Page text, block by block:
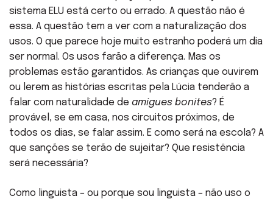
sistema ELU está certo ou errado. A questão não é
essa. A questão tem a ver com a naturalização dos
usos. O que parece hoje muito estranho poderá um dia
ser normal. Os usos farão a diferença. Mas os
problemas estão garantidos. As crianças que ouvirem
ou lerem as histórias escritas pela Lúcia tenderão a
falar com naturalidade de amigues bonites? É
provável, se em casa, nos circuitos próximos, de
todos os dias, se falar assim. E como será na escola? A
que sanções se terão de sujeitar? Que resistência
será necessária?
Como linguista – ou porque sou linguista – não uso o